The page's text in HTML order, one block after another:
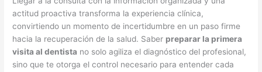
actitud proactiva transforma la experiencia clínica,
convirtiendo un momento de incertidumbre en un paso firme
hacia la recuperación de la salud. Saber preparar la primera
visita al dentista no solo agiliza el diagnóstico del profesional,
sino que te otorga el control necesario para entender cada